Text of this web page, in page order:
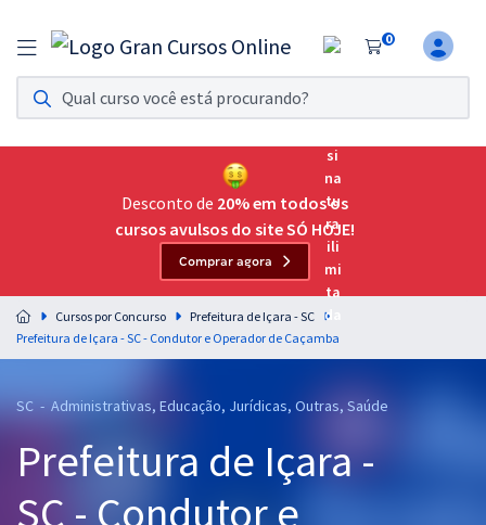
0
Assinatura Ilimitada 11
Acesso a todos os cursos. Teste grátis por 7 dias!
Assinatura OAB Até Passar
Acesso ilimitado a toda preparação para o Exame da
Residências Multiprofissionais
Preparação completa e intensiva para as principais
residências em saúde do Brasil
Cursos 20% OFF
Pós
Desconto de 20% em todos os
cursos avulsos do site SÓ HOJE!
Comprar agora
Cursos por Concurso
Prefeitura de Içara - SC
Prefeitura de Içara - SC - Condutor e Operador de Caçamba
SC - Administrativas, Educação, Jurídicas, Outras, Saúde
Prefeitura de Içara -
SC - Condutor e